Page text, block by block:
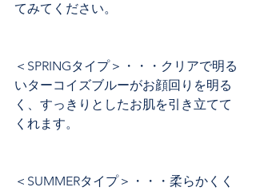
てみてください。
＜SPRINGタイプ＞・・・クリアで明る
いターコイズブルーがお顔回りを明る
く、すっきりとしたお肌を引き立てて
くれます。
＜SUMMERタイプ＞・・・柔らかくく